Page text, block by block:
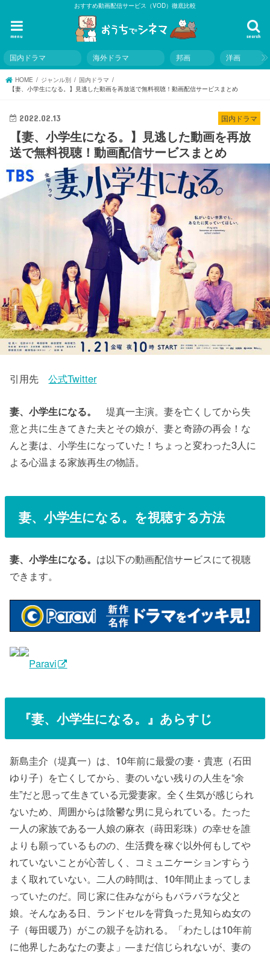
おすすめ動画配信サービス（VOD）徹底比較
search
menu
国内ドラマ 海外ドラマ 邦画 洋画
HOME ジャンル別
国内ドラマ
【妻、小学生になる。】見逃した動画を再放送で無料視聴！動画配信サービスまとめ
国内ドラマ
2022.02.13
【妻、小学生になる。】見逃した動画を再放
送で無料視聴！動画配信サービスまとめ
引用先公式Twitter
妻、小学生になる。堤真一主演。妻を亡くしてから失
意と共に生きてきた夫とその娘が、妻と奇跡の再会！な
んと妻は、小学生になっていた！ちょっと変わった3人に
よる心温まる家族再生の物語。
妻、小学生になる。を視聴する方法
妻、小学生になる。 は以下の動画配信サービスにて視聴
できます。
Paravi
『妻、小学生になる。 』あらすじ
新島圭介（堤真一）は、10年前に最愛の妻・貴恵（石田
ゆり子）を亡くしてから、妻のいない残りの人生を“余
生”だと思って生きている元愛妻家。全く生気が感じられ
ないため、周囲からは陰鬱な男に見られている。たった
一人の家族である一人娘の麻衣（蒔田彩珠）の幸せを誰
よりも願っているものの、生活費を稼ぐ以外何もしてや
れていないことが心苦しく、コミュニケーションすらう
まく取れていない。二人の時間は、10年間止まってしま
っていたのだ。同じ家に住みながらもバラバラな父と
娘。そんなある日、ランドセルを背負った見知らぬ女の
子（毎田暖乃）がこの親子を訪れる。「わたしは10年前
に他界したあなたの妻よ」―まだ信じられないが、妻の